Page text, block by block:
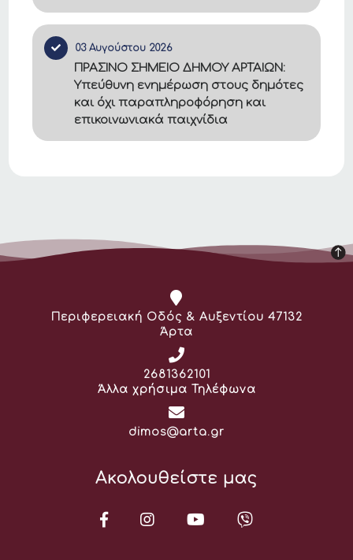
03 Αυγούστου 2026
ΠΡΑΣΙΝΟ ΣΗΜΕΙΟ ΔΗΜΟΥ ΑΡΤΑΙΩΝ:
Υπεύθυνη ενημέρωση στους δημότες
και όχι παραπληροφόρηση και
επικοινωνιακά παιχνίδια
Διεύθυνση:
Περιφερειακή Οδός & Αυξεντίου 47132
Άρτα
Τηλέφωνο:
2681362101
Άλλα χρήσιμα Τηλέφωνα
Email:
dimos@arta.gr
Ακολουθείστε μας